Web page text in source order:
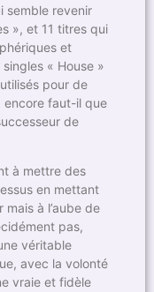
semble revenir
», et 11 titres qui
et
« House »
pour de
encore faut-il que
de
à mettre des
en mettant
à l’aube de
pas,
véritable
avec la volonté
vraie et fidèle